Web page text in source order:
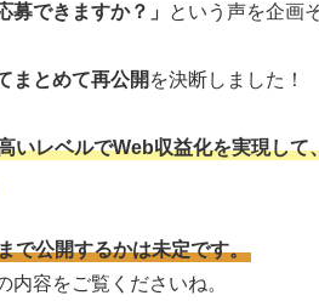
募できますか？」 という声を企画
まとめて再公開 を決断しました！
いレベルでWeb収益化を実現し
で公開するかは未定です。
内容をご覧くださいね。